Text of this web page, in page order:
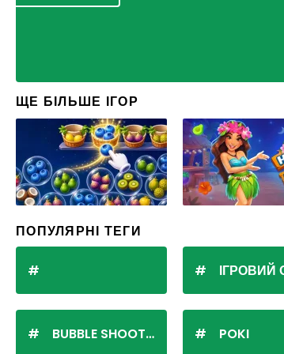
ЩЕ БІЛЬШЕ ІГОР
ПОПУЛЯРНІ ТЕГИ
BUBBLE SHOOTER
ІГРОВИЙ
POKI